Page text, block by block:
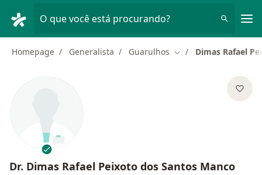
O que você está procurando?
Homepage Generalista Guarulhos Mudar de cidade
Dimas Rafael
Dr. Dimas Rafael Peixoto dos Santos Manco